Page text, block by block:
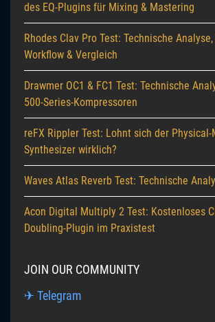
des EQ-Plugins für Mixing & Mastering
Rhodes Clav Pro Test: Technische
Workflow & Vergleich
Drawmer OC1 & FC1 Test: Technische
500-Series-Kompressoren
reFX Rippler Test: Lohnt sich der
Synthesizer wirklich?
Waves Atlas Reverb Test: Technische
Acon Digital Multiply 2 Test: Kostenloses
Doubling-Plugin im Praxistest
JOIN OUR COMMUNITY
✈ Telegram